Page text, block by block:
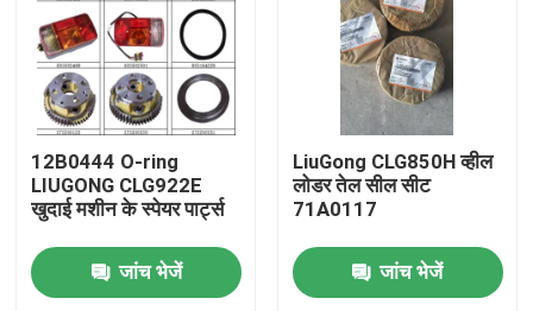
होम
12B0444 O-ring
LIUGONG CLG922E
खुदाई मशीन के स्पेयर पार्ट्स
जांच भेजें
LiuGong CLG850H व्हील
लोडर तेल सील सीट
71A0117
जांच भेजें